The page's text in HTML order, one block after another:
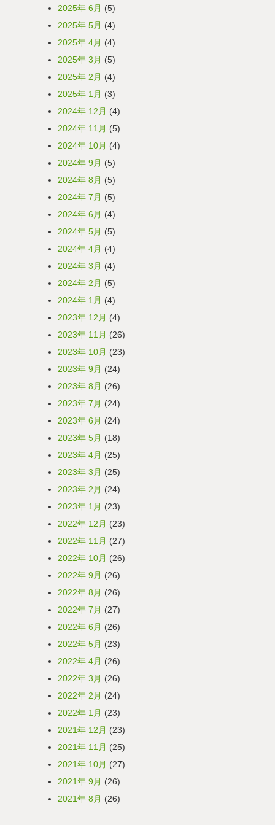
2025年 6月 (5)
2025年 5月 (4)
2025年 4月 (4)
2025年 3月 (5)
2025年 2月 (4)
2025年 1月 (3)
2024年 12月 (4)
2024年 11月 (5)
2024年 10月 (4)
2024年 9月 (5)
2024年 8月 (5)
2024年 7月 (5)
2024年 6月 (4)
2024年 5月 (5)
2024年 4月 (4)
2024年 3月 (4)
2024年 2月 (5)
2024年 1月 (4)
2023年 12月 (4)
2023年 11月 (26)
2023年 10月 (23)
2023年 9月 (24)
2023年 8月 (26)
2023年 7月 (24)
2023年 6月 (24)
2023年 5月 (18)
2023年 4月 (25)
2023年 3月 (25)
2023年 2月 (24)
2023年 1月 (23)
2022年 12月 (23)
2022年 11月 (27)
2022年 10月 (26)
2022年 9月 (26)
2022年 8月 (26)
2022年 7月 (27)
2022年 6月 (26)
2022年 5月 (23)
2022年 4月 (26)
2022年 3月 (26)
2022年 2月 (24)
2022年 1月 (23)
2021年 12月 (23)
2021年 11月 (25)
2021年 10月 (27)
2021年 9月 (26)
2021年 8月 (26)